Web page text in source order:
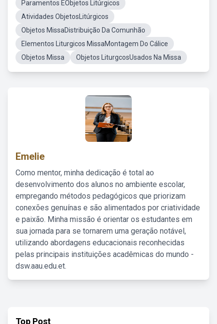
Paramentos EObjetos Litúrgicos
Atividades ObjetosLitúrgicos
Objetos MissaDistribuição Da Comunhão
Elementos Liturgicos MissaMontagem Do Cálice
Objetos Missa
Objetos LiturgcosUsados Na Missa
Emelie
Como mentor, minha dedicação é total ao
desenvolvimento dos alunos no ambiente escolar,
empregando métodos pedagógicos que priorizam
conexões genuínas e são alimentados por criatividade
e paixão. Minha missão é orientar os estudantes em
sua jornada para se tornarem uma geração notável,
utilizando abordagens educacionais reconhecidas
pelas principais instituições acadêmicas do mundo -
dsw.aau.edu.et.
Top Post